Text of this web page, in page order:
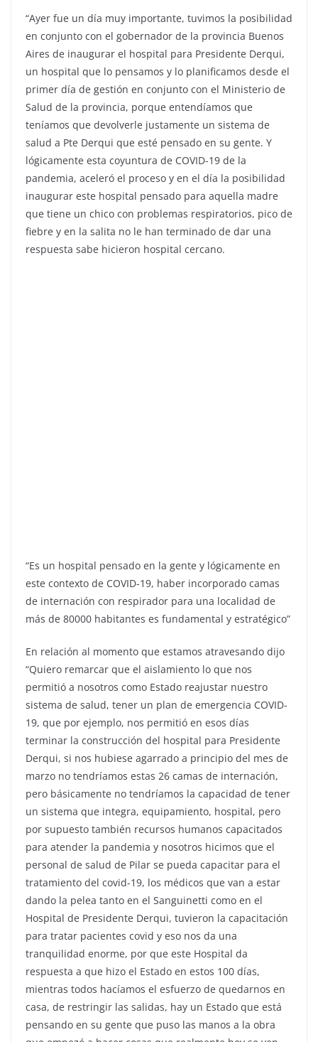
“Ayer fue un día muy importante, tuvimos la posibilidad
en conjunto con el gobernador de la provincia Buenos
Aires de inaugurar el hospital para Presidente Derqui,
un hospital que lo pensamos y lo planificamos desde el
primer día de gestión en conjunto con el Ministerio de
Salud de la provincia, porque entendíamos que
teníamos que devolverle justamente un sistema de
salud a Pte Derqui que esté pensado en su gente. Y
lógicamente esta coyuntura de COVID-19 de la
pandemia, aceleró el proceso y en el día la posibilidad
inaugurar este hospital pensado para aquella madre
que tiene un chico con problemas respiratorios, pico de
fiebre y en la salita no le han terminado de dar una
respuesta sabe hicieron hospital cercano.
“Es un hospital pensado en la gente y lógicamente en
este contexto de COVID-19, haber incorporado camas
de internación con respirador para una localidad de
más de 80000 habitantes es fundamental y estratégico”
En relación al momento que estamos atravesando dijo
“Quiero remarcar que el aislamiento lo que nos
permitió a nosotros como Estado reajustar nuestro
sistema de salud, tener un plan de emergencia COVID-
19, que por ejemplo, nos permitió en esos días
terminar la construcción del hospital para Presidente
Derqui, si nos hubiese agarrado a principio del mes de
marzo no tendríamos estas 26 camas de internación,
pero básicamente no tendríamos la capacidad de tener
un sistema que integra, equipamiento, hospital, pero
por supuesto también recursos humanos capacitados
para atender la pandemia y nosotros hicimos que el
personal de salud de Pilar se pueda capacitar para el
tratamiento del covid-19, los médicos que van a estar
dando la pelea tanto en el Sanguinetti como en el
Hospital de Presidente Derqui, tuvieron la capacitación
para tratar pacientes covid y eso nos da una
tranquilidad enorme, por que este Hospital da
respuesta a que hizo el Estado en estos 100 días,
mientras todos hacíamos el esfuerzo de quedarnos en
casa, de restringir las salidas, hay un Estado que está
pensando en su gente que puso las manos a la obra